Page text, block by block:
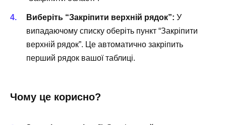
Виберіть “Закріпити верхній рядок”: У
випадаючому списку оберіть пункт “Закріпити
верхній рядок”. Це автоматично закріпить
перший рядок вашої таблиці.
Чому це корисно?